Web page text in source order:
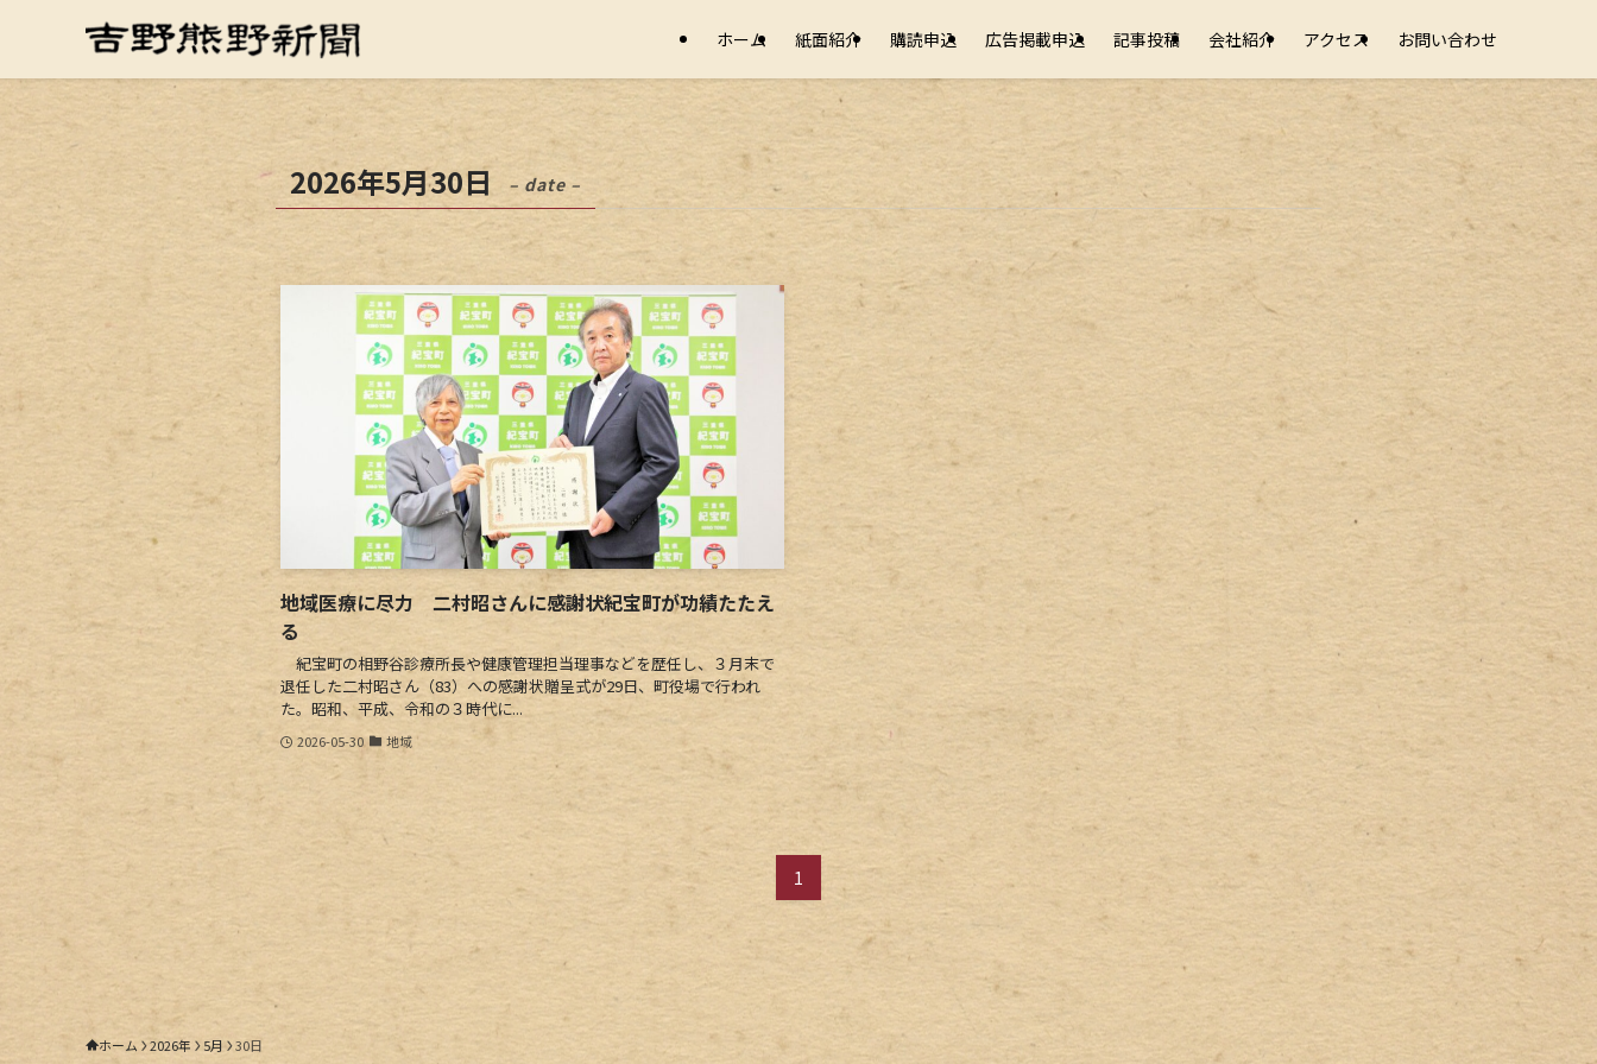
ホーム 紙面紹介 購読申込 広告掲載申込 記事投稿 会社紹介 アクセス お問い合わせ
2026年5月30日 – date –
地域医療に尽力 二村昭さんに感謝状紀宝町が功績たたえ
る
紀宝町の相野谷診療所長や健康管理担当理事などを歴任し、３月末で
退任した二村昭さん（83）への感謝状贈呈式が29日、町役場で行われ
た。昭和、平成、令和の３時代に...
2026-05-30 地域
1
ホーム 2026年 5月 30日